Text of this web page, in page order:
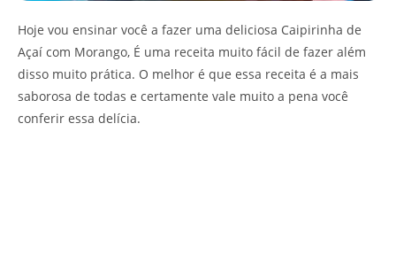
Hoje vou ensinar você a fazer uma deliciosa Caipirinha de
Açaí com Morango, É uma receita muito fácil de fazer além
disso muito prática. O melhor é que essa receita é a mais
saborosa de todas e certamente vale muito a pena você
conferir essa delícia.